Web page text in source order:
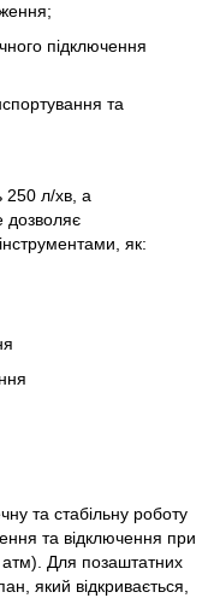
підключення
та
250 л/хв, а
дозволяє
як:
та стабільну роботу
та відключення при
атм). Для позаштатних
який відкривається,